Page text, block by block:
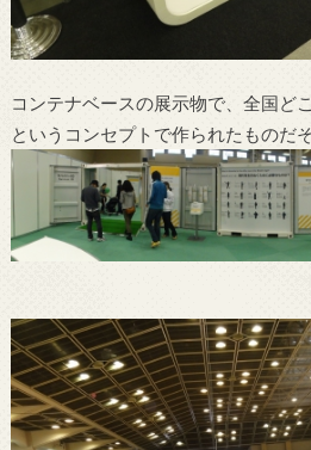
コンテナベースの展示物で、全国ど
というコンセプトで作られたものだ